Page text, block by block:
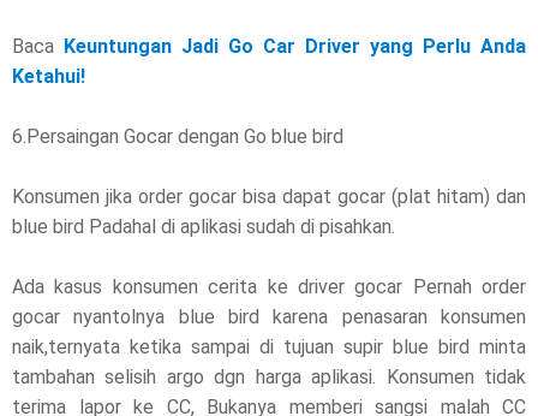
Baca Keuntungan Jadi Go Car Driver yang Perlu Anda
Ketahui!
6.Persaingan Gocar dengan Go blue bird
Konsumen jika order gocar bisa dapat gocar (plat hitam) dan
blue bird Padahal di aplikasi sudah di pisahkan.
Ada kasus konsumen cerita ke driver gocar Pernah order
gocar nyantolnya blue bird karena penasaran konsumen
naik,ternyata ketika sampai di tujuan supir blue bird minta
tambahan selisih argo dgn harga aplikasi. Konsumen tidak
terima lapor ke CC, Bukanya memberi sangsi malah CC